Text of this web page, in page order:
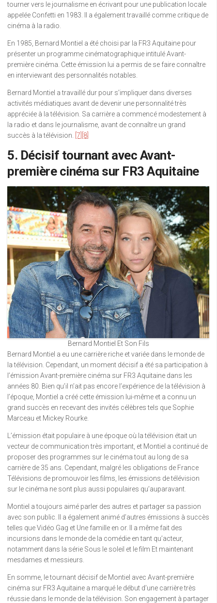
tourner vers le journalisme en écrivant pour une publication locale
appelée Confetti en 1983. Il a également travaillé comme critique de
cinéma à la radio.
En 1985, Bernard Montiel a été choisi par la FR3 Aquitaine pour
présenter un programme cinématographique intitulé Avant-
première cinéma. Cette émission lui a permis de se faire connaître
en interviewant des personnalités notables.
Bernard Montiel a travaillé dur pour s’impliquer dans diverses
activités médiatiques avant de devenir une personnalité très
appréciée à la télévision. Sa carrière a commencé modestement à
la radio et dans le journalisme, avant de connaître un grand
succès à la télévision.
[7] [8]
5. Décisif tournant avec Avant-
première cinéma sur FR3 Aquitaine
Bernard Montiel Et Son Fils
Bernard Montiel a eu une carrière riche et variée dans le monde de
la télévision. Cependant, un moment décisif a été sa participation à
l’émission Avant-première cinéma sur FR3 Aquitaine dans les
années 80. Bien qu’il n’ait pas encore l’expérience de la télévision à
l’époque, Montiel a créé cette émission lui-même et a connu un
grand succès en recevant des invités célèbres tels que Sophie
Marceau et Mickey Rourke.
L’émission était populaire à une époque où la télévision était un
vecteur de communication très important, et Montiel a continué de
proposer des programmes sur le cinéma tout au long de sa
carrière de 35 ans. Cependant, malgré les obligations de France
Télévisions de promouvoir les films, les émissions de télévision
sur le cinéma ne sont plus aussi populaires qu’auparavant.
Montiel a toujours aimé parler des autres et partager sa passion
avec son public. Il a également animé d’autres émissions à succès
telles que Vidéo Gag et Une famille en or. Il a même fait des
incursions dans le monde de la comédie en tant qu’acteur,
notamment dans la série Sous le soleil et le film Et maintenant
mesdames et messieurs.
En somme, le tournant décisif de Montiel avec Avant-première
cinéma sur FR3 Aquitaine a marqué le début d’une carrière très
réussie dans le monde de la télévision. Son engagement à partager